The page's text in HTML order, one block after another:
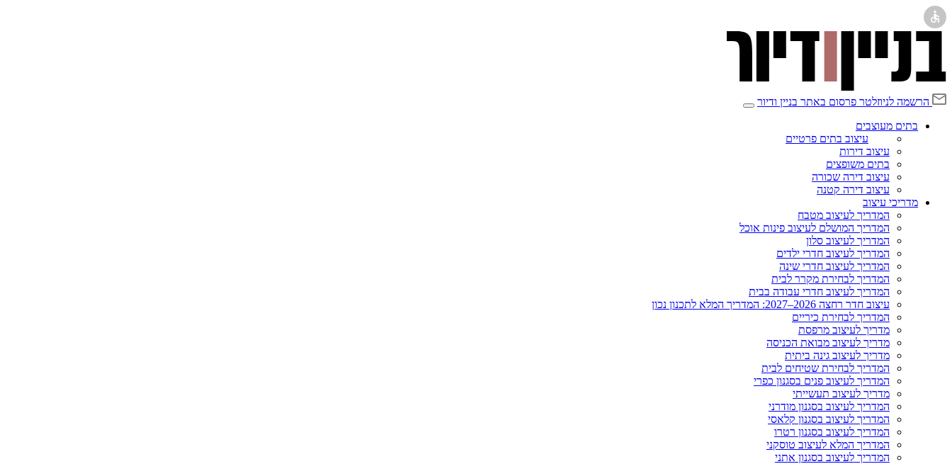
הרשמה לניוזלטר פרסום באתר בניין ודיור
בתים מעוצבים
עיצוב בתים פרטיים
עיצוב דירות
בתים משופצים
עיצוב דירה שכורה
עיצוב דירה קטנה
מדריכי עיצוב
המדריך לעיצוב מטבח
המדריך המושלם לעיצוב פינות אוכל
המדריך לעיצוב סלון
המדריך לעיצוב חדרי ילדים
המדריך לעיצוב חדרי שינה
המדריך לבחירת מקרר לבית
המדריך לעיצוב חדרי עבודה בבית
עיצוב חדר רחצה 2026–2027: המדריך המלא לתכנון נכון
המדריך לבחירת כיריים
מדריך לעיצוב מרפסת
מדריך לעיצוב מבואת הכניסה
מדריך לעיצוב גינה ביתית
המדריך לבחירת שטיחים לבית
המדריך לעיצוב פנים בסגנון כפרי
מדריך לעיצוב תעשייתי
המדריך לעיצוב בסגנון מודרני
המדריך לעיצוב בסגנון קלאסי
המדריך לעיצוב בסגנון רטרו
המדריך המלא לעיצוב טוסקני
המדריך לעיצוב בסגנון אתני